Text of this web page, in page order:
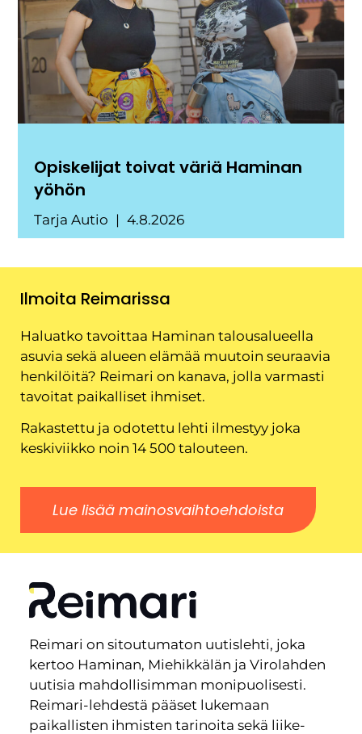
Opiskelijat toivat väriä Haminan
yöhön
Tarja Autio 4.8.2026
Ilmoita Reimarissa
Haluatko tavoittaa Haminan talousalueella
asuvia sekä alueen elämää muutoin seuraavia
henkilöitä? Reimari on kanava, jolla varmasti
tavoitat paikalliset ihmiset.
Rakastettu ja odotettu lehti ilmestyy joka
keskiviikko noin 14 500 talouteen.
Lue lisää mainosvaihtoehdoista
Reimari on sitoutumaton uutislehti, joka
kertoo Haminan, Miehikkälän ja Virolahden
uutisia mahdollisimman monipuolisesti.
Reimari-lehdestä pääset lukemaan
paikallisten ihmisten tarinoita sekä liike-